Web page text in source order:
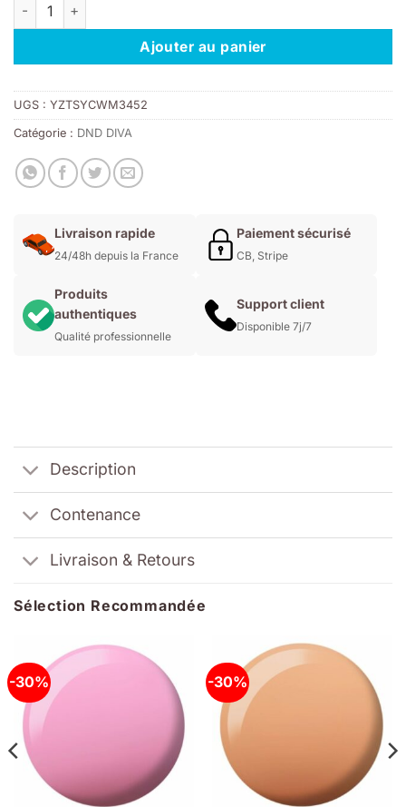
11,00€.7,70€.
Ajouter au panier
UGS : YZTSYCWM3452
Catégorie : DND DIVA
Livraison rapide
24/48h depuis la France
Paiement sécurisé
CB, Stripe
Produits
authentiques
Qualité professionnelle
Support client
Disponible 7j/7
Description
Contenance
Livraison & Retours
Sélection Recommandée
-30% -30%